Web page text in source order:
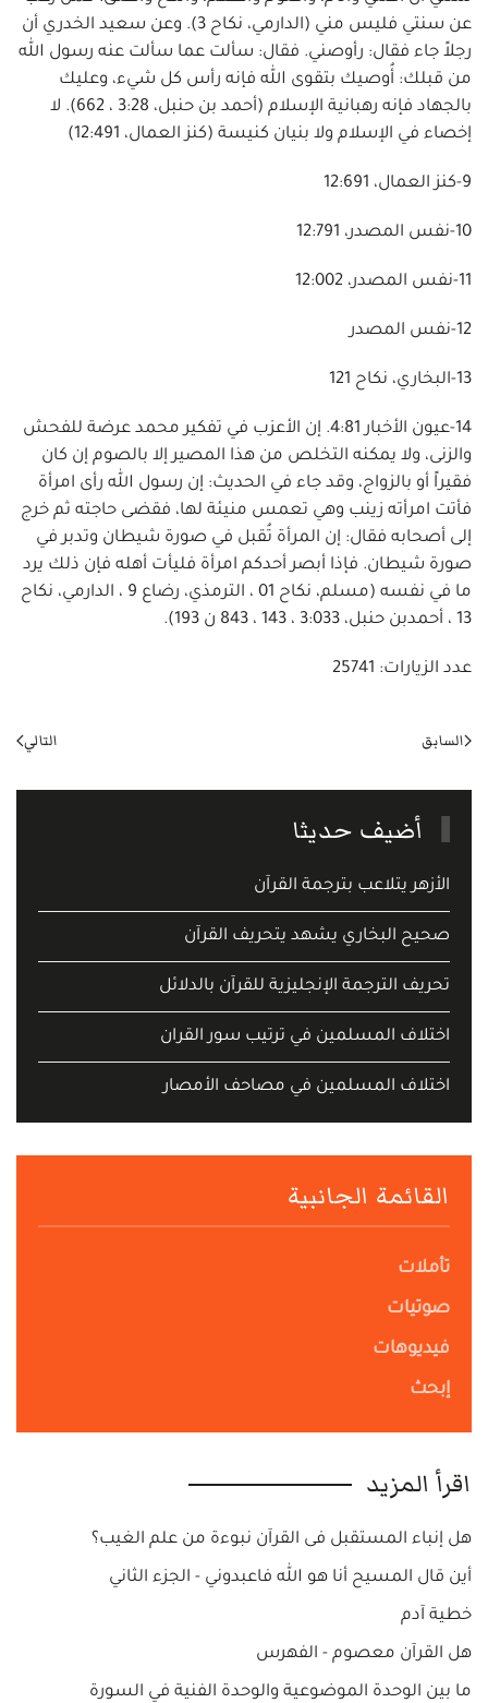
عن سنتي فليس مني (الدارمي، نكاح 3). وعن سعيد الخدري أن
رجلاً جاء فقال: رأوصني. فقال: سألت عما سألت عنه رسول الله
من قبلك: أُوصيك بتقوى الله فإنه رأس كل شيء، وعليك
بالجهاد فإنه رهبانية الإسلام (أحمد بن حنبل، 3:28 ، 662). لا
إخصاء في الإسلام ولا بنيان كنيسة (كنز العمال، 12:491)
9-كنز العمال، 12:691
10-نفس المصدر، 12:791
11-نفس المصدر، 12:002
12-نفس المصدر
13-البخاري، نكاح 121
14-عيون الأخبار 4:81. إن الأعزب في تفكير محمد عرضة للفحش
والزنى، ولا يمكنه التخلص من هذا المصير إلا بالصوم إن كان
فقيراً أو بالزواج، وقد جاء في الحديث: إن رسول الله رأى امرأة
فأتت امرأته زينب وهي تعمس منيئة لها، فقضى حاجته ثم خرج
إلى أصحابه فقال: إن المرأة تُقبل في صورة شيطان وتدبر في
صورة شيطان. فإذا أبصر أحدكم امرأة فليأت أهله فإن ذلك يرد
ما في نفسه (مسلم، نكاح 01 ، الترمذي، رضاع 9 ، الدارمي، نكاح
13 ، أحمدبن حنبل، 3:033 ، 143 ، 843 ن 193).
عدد الزيارات: 25741
السابق التالي
أضيف حديثا
الأزهر يتلاعب بترجمة القرآن
صحيح البخاري يشهد يتحريف القرآن
تحريف الترجمة الإنجليزية للقرآن بالدلائل
اختلاف المسلمين في ترتيب سور القران
اختلاف المسلمين في مصاحف الأمصار
القائمة الجانبية
تأملات
صوتيات
فيديوهات
إبحث
اقرأ المزيد
هل إنباء المستقبل فى القرآن نبوءة من علم الغيب؟
أين قال المسيح أنا هو الله فاعبدوني - الجزء الثاني
خطية آدم
هل القرآن معصوم - الفهرس
ما بين الوحدة الموضوعية والوحدة الفنية في السورة